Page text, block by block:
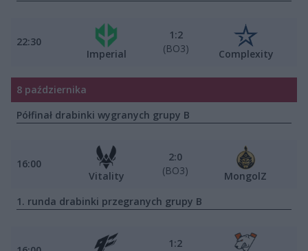
22:30
Imperial
1:2
(BO3)
Complexity
8 października
Półfinał drabinki wygranych grupy B
16:00
Vitality
2:0
(BO3)
MongolZ
1. runda drabinki przegranych grupy B
1:2